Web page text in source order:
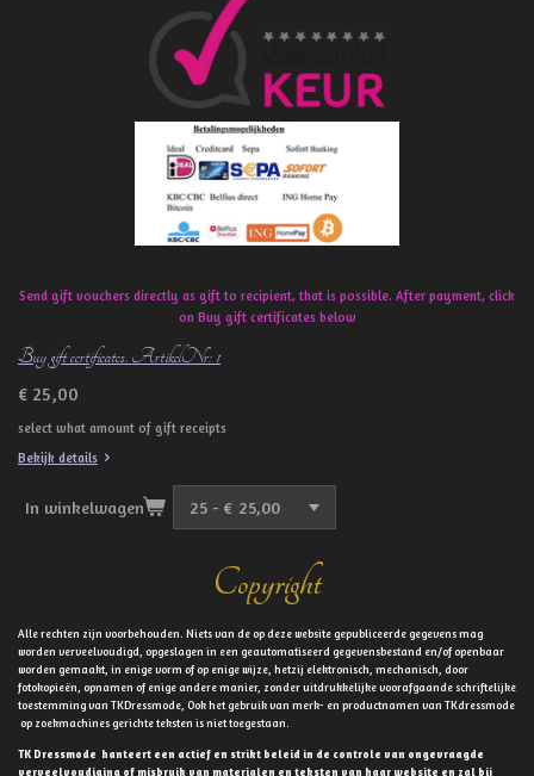
b
o
k
Send gift vouchers directly as gift to recipient, that is possible. After payment, click
on Buy gift certificates below
Buy gift certificates. ArtikelNr: 1
€ 25,00
select what amount of gift receipts
Bekijk details
In winkelwagen
Copyright
Alle rechten zijn voorbehouden. Niets van de op deze website gepubliceerde gegevens mag
worden verveelvoudigd, opgeslagen in een geautomatiseerd gegevensbestand en/of openbaar
worden gemaakt, in enige vorm of op enige wijze, hetzij elektronisch, mechanisch, door
fotokopieën, opnamen of enige andere manier, zonder uitdrukkelijke voorafgaande schriftelijke
toestemming van TKDressmode, Ook het gebruik van merk- en productnamen van TKdressmode
op zoekmachines gerichte teksten is niet toegestaan.
TK Dressmode hanteert een actief en strikt beleid in de controle van ongevraagde
verveelvoudiging of misbruik van materialen en teksten van haar website en zal bij